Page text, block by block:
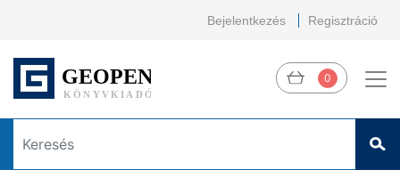
Bejelentkezés Regisztráció
0